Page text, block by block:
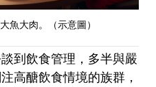
魚大肉。（示意圖）
到飲食管理，多半與嚴
高醣飲食情境的族群，